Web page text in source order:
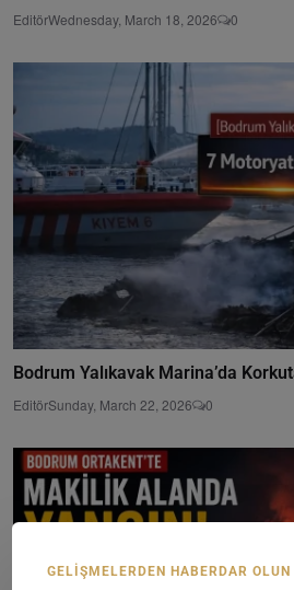
EditörWednesday, March 18, 2026 0
Bodrum Yalıkavak Marina’da
EditörSunday, March 22, 2026 0
GELIŞMELERDEN HABERDAR OLUN